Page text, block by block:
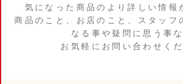
気になった商品のより詳しい情報
商品のこと、お店のこと、スタッフ
なる事や疑問に思う事
お気軽にお問い合わせく